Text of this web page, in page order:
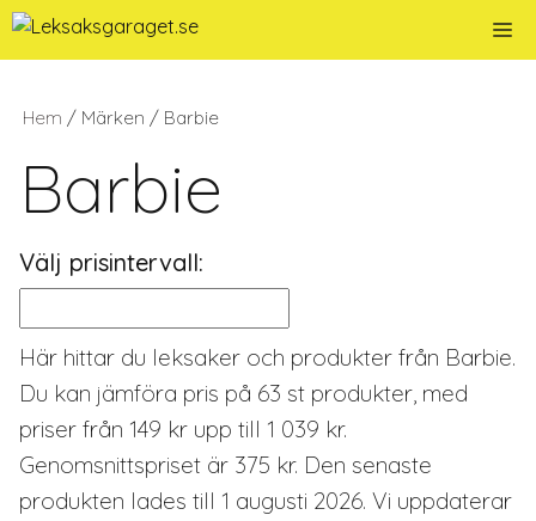
Hoppa
till
Hem / Märken / Barbie
Barbie
Välj prisintervall:
Här hittar du leksaker och produkter från Barbie.
Du kan jämföra pris på 63 st produkter, med
priser från 149 kr upp till 1 039 kr.
Genomsnittspriset är 375 kr. Den senaste
produkten lades till 1 augusti 2026. Vi uppdaterar